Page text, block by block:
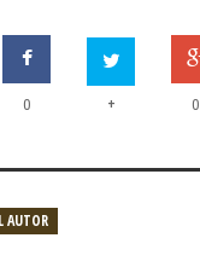
0 + 0
AUTOR